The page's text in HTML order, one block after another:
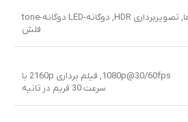
, تصویربرداری HDR ,
دوگانه-LED دوگانه-tone
فلش
1080p@30/60fps
,
فیلم برداری 2160p با
سرعت 30 فریم در ثانیه